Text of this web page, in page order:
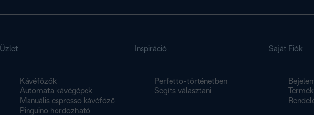
Üzlet
Kávéfőzők
Automata kávégépek
Manuális espresso kávéfőző
Pinguino hordozható
Inspiráció
Perfetto-történetben
Segíts választani
Saját Fiók